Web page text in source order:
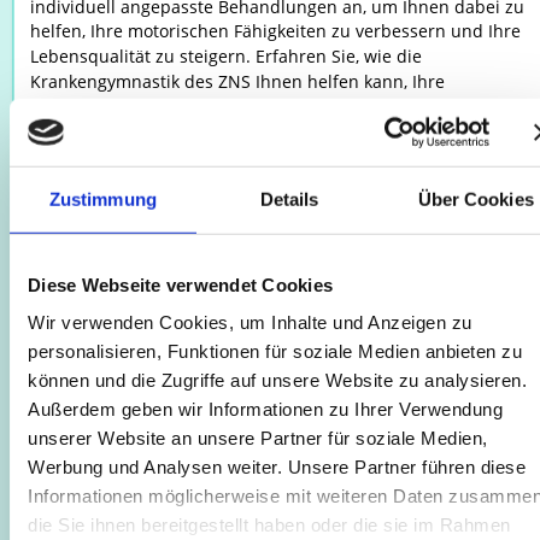
Zustimmung Details Über Cookies
Diese Webseite verwendet Cookies
Wir verwenden Cookies, um Inhalte und Anzeigen zu
personalisieren, Funktionen für soziale Medien anbieten zu
können und die Zugriffe auf unsere Website zu analysieren.
Außerdem geben wir Informationen zu Ihrer Verwendung
unserer Website an unsere Partner für soziale Medien,
Werbung und Analysen weiter. Unsere Partner führen diese
Informationen möglicherweise mit weiteren Daten
die Sie ihnen bereitgestellt haben oder die sie im Rahmen
individuell angepasste Behandlungen an, um Ihnen dabei zu
helfen, Ihre motorischen Fähigkeiten zu verbessern und Ihre
Lebensqualität zu steigern. Erfahren Sie, wie die
Krankengymnastik des ZNS Ihnen helfen kann, Ihre
Alltag zu steigern.
Praxis Kaulsdorf
• Praxis Neuenhagen
Physiotherapie - Krankengymnastik nach Bobath
Die Krankengymnastik nach Bobath ist eine spezialisierte
Therapiemethode, die darauf abzielt, die motorischen
Fähigkeiten bei neurologischen Erkrankungen oder
des zentralen Nervensystems zu verbessern. Durch gezielte
Übungen und Techniken werden Bewegungsabläufe neu
oder wiederhergestellt, um die Selbstständigkeit im Alltag zu
fördern. Unsere erfahrenen Therapeuten bieten individuell